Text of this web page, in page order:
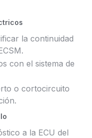
la continuidad
con el sistema de
o cortocircuito
a la ECU del